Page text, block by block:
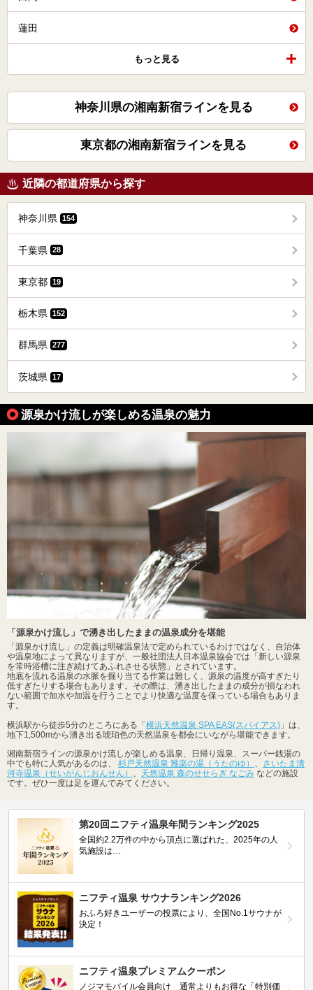
蓮田
もっと見る
神奈川県の湘南新宿ラインを見る
東京都の湘南新宿ラインを見る
近隣の都道府県から探す
神奈川県 154
千葉県 28
東京都 19
栃木県 152
群馬県 277
茨城県 17
源泉かけ流しが楽しめる温泉の魅力
「源泉かけ流し」で湧き出したままの温泉成分を堪能
「源泉かけ流し」の定義は明確温泉法で定められているわけではなく、自治体
や温泉地によって異なりますが、一般社団法人日本温泉協会では「新しい源泉
を常時浴槽に注ぎ続けてあふれさせる状態」とされています。
地底を流れる温泉の水脈を掘り当てる作業は難しく、源泉の温度が高すぎたり
低すぎたりする場合もあります。その際は、湧き出したままの成分が損なわれ
ない範囲で加水や加温を行うことでより快適な温度を保っている場合もありま
す。
横浜駅から徒歩5分のところにある「 横浜天然温泉 SPA EAS(スパイアス) 」は、
地下1,500mから湧き出る琥珀色の天然温泉を都会にいながら堪能できます。
湘南新宿ラインの源泉かけ流しが楽しめる温泉、日帰り温泉、スーパー銭湯の
中でも特に人気があるのは、 杉戸天然温泉 雅楽の湯（うたのゆ） 、 さいたま清
河寺温泉（せいがんじおんせん） 、 天然温泉 森のせせらぎ なごみ などの施設
です。ぜひ一度は足を運んでみてください。
第20回ニフティ温泉年間ランキング2025
全国約2.2万件の中から頂点に選ばれた、2025年の人
気施設は…
ニフティ温泉 サウナランキング2026
おふろ好きユーザーの投票により、全国No.1サウナが
決定！
ニフティ温泉プレミアムクーポン
ノジマモバイル会員向け 通常よりもお得な「特別価